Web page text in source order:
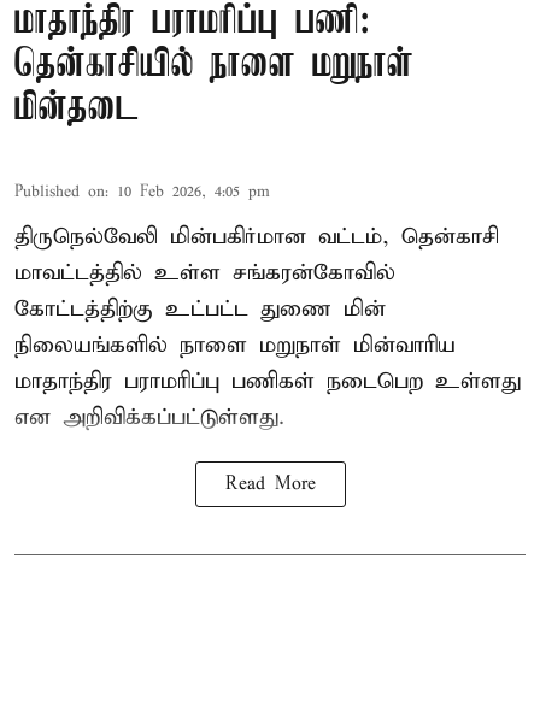
மாதாந்திர பராமரிப்பு பணி:
தென்காசியில் நாளை மறுநாள்
மின்தடை
Published on: 10 Feb 2026, 4:05 pm
திருநெல்வேலி மின்பகிர்மான வட்டம், தென்காசி
மாவட்டத்தில் உள்ள சங்கரன்கோவில்
கோட்டத்திற்கு உட்பட்ட துணை மின்
நிலையங்களில் நாளை மறுநாள் மின்வாரிய
மாதாந்திர பராமரிப்பு பணிகள் நடைபெற உள்ளது
என அறிவிக்கப்பட்டுள்ளது.
Read More